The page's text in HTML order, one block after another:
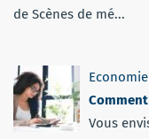
de Scènes de mé...
Economie
Vous